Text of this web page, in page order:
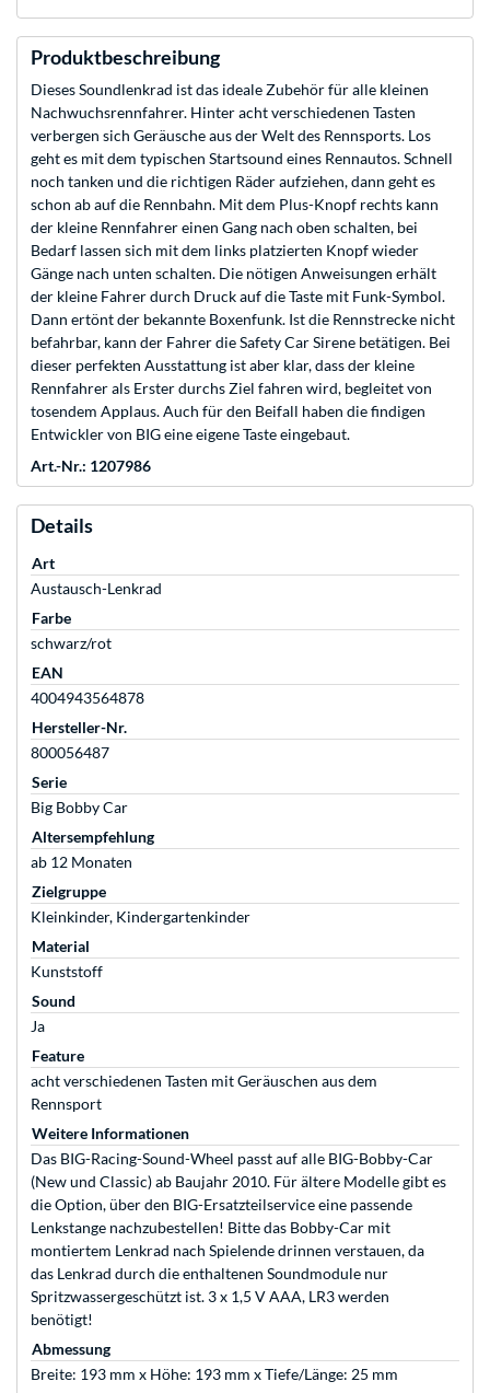
Produktbeschreibung
Dieses Soundlenkrad ist das ideale Zubehör für alle kleinen
Nachwuchsrennfahrer. Hinter acht verschiedenen Tasten
verbergen sich Geräusche aus der Welt des Rennsports. Los
geht es mit dem typischen Startsound eines Rennautos. Schnell
noch tanken und die richtigen Räder aufziehen, dann geht es
schon ab auf die Rennbahn. Mit dem Plus-Knopf rechts kann
der kleine Rennfahrer einen Gang nach oben schalten, bei
Bedarf lassen sich mit dem links platzierten Knopf wieder
Gänge nach unten schalten. Die nötigen Anweisungen erhält
der kleine Fahrer durch Druck auf die Taste mit Funk-Symbol.
Dann ertönt der bekannte Boxenfunk. Ist die Rennstrecke nicht
befahrbar, kann der Fahrer die Safety Car Sirene betätigen. Bei
dieser perfekten Ausstattung ist aber klar, dass der kleine
Rennfahrer als Erster durchs Ziel fahren wird, begleitet von
tosendem Applaus. Auch für den Beifall haben die findigen
Entwickler von BIG eine eigene Taste eingebaut.
Art.-Nr.: 1207986
Details
Art
Austausch-Lenkrad
Farbe
schwarz/rot
EAN
4004943564878
Hersteller-Nr.
800056487
Serie
Big Bobby Car
Altersempfehlung
ab 12 Monaten
Zielgruppe
Kleinkinder, Kindergartenkinder
Material
Kunststoff
Sound
Ja
Feature
acht verschiedenen Tasten mit Geräuschen aus dem
Rennsport
Weitere Informationen
Das BIG-Racing-Sound-Wheel passt auf alle BIG-Bobby-Car
(New und Classic) ab Baujahr 2010. Für ältere Modelle gibt es
die Option, über den BIG-Ersatzteilservice eine passende
Lenkstange nachzubestellen! Bitte das Bobby-Car mit
montiertem Lenkrad nach Spielende drinnen verstauen, da
das Lenkrad durch die enthaltenen Soundmodule nur
Spritzwassergeschützt ist. 3 x 1,5 V AAA, LR3 werden
benötigt!
Abmessung
Breite: 193 mm x Höhe: 193 mm x Tiefe/Länge: 25 mm